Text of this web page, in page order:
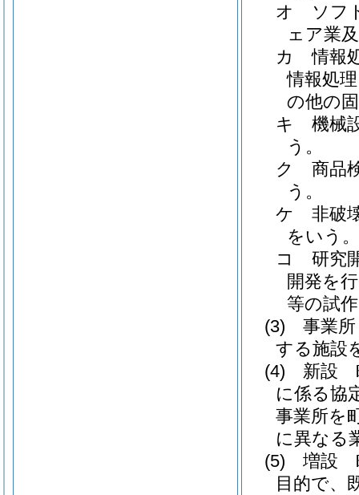
オ
ソフ
ェア業
カ
情報
情報処
の他の
キ
機械
う。
ク
商品
う。
ケ
非破
をいう。
コ
研究
開発を
等の試
(3)
事業
する施設
(4)
新設
に係る協
事業所を
に異なる
(5)
増設
目的で、